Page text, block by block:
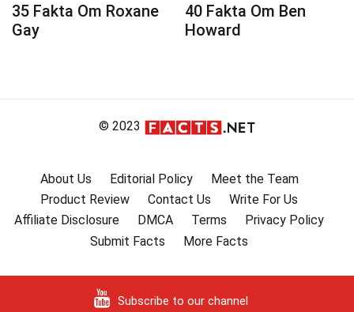
35 Fakta Om Roxane
Gay
40 Fakta Om Ben
Howard
© 2023
About Us Editorial Policy
Meet the Team
Product Review
Contact Us
Write For Us
Affiliate Disclosure
DMCA Terms
Privacy Policy
Submit Facts
More Facts
Subscribe to our channel